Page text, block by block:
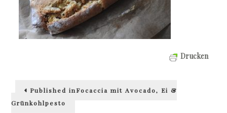
Drucken
Beitragsnavigation
Published inFocaccia mit Avocado, Ei &
Grünkohlpesto